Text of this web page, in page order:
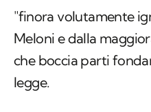
"finora volutamente
Meloni e dalla
che boccia parti
legge.